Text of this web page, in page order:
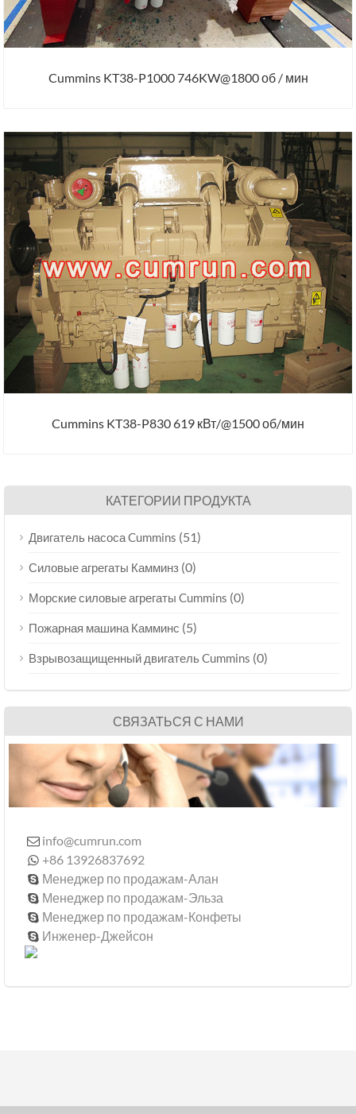
Cummins KT38-P1000 746KW@1800 об / мин
Cummins KT38-P830 619 кВт/@1500 об/мин
КАТЕГОРИИ ПРОДУКТА
Двигатель насоса Cummins (51)
Силовые агрегаты Камминз (0)
Морские силовые агрегаты Cummins (0)
Пожарная машина Камминс (5)
Взрывозащищенный двигатель Cummins (0)
СВЯЗАТЬСЯ С НАМИ
 info@cumrun.com
 +86 13926837692
 Менеджер по продажам-Алан
 Менеджер по продажам-Эльза
 Менеджер по продажам-Конфеты
 Инженер-Джейсон